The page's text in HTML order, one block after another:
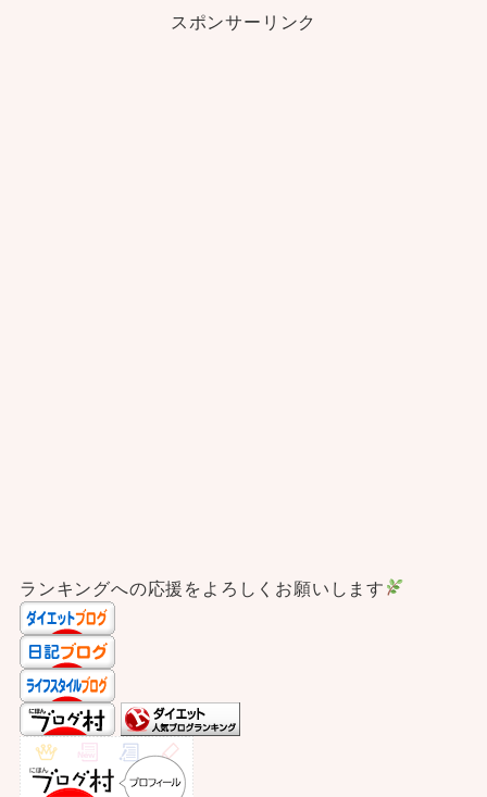
スポンサーリンク
ランキングへの応援をよろしくお願いします